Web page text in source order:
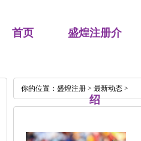
首页 盛煌注册介
绍
你的位置： 盛煌注册 > 最新动态 >